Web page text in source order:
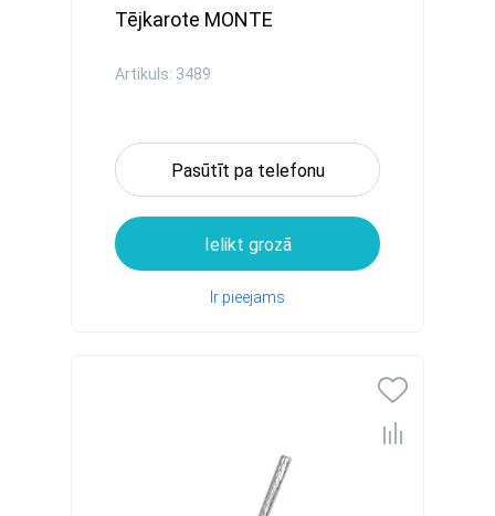
Tējkarote MONTE
Artikuls: 3489
Pasūtīt pa telefonu
Ielikt grozā
Ir pieejams